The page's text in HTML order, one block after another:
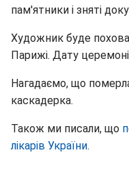
пам'ятники і зняті
Художник буде
Парижі. Дату
Нагадаємо, що
каскадерка.
Також ми писали, що
лікарів України.